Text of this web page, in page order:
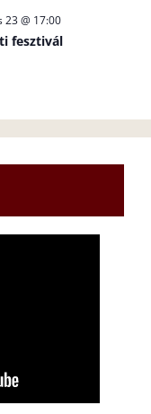
23 @ 17:00
fesztivál